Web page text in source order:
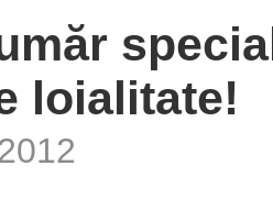
loialitate!